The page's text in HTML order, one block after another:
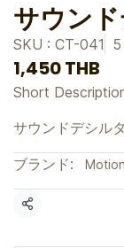
サウン
SKU : CT-041
1,450 THB
Short
サウンドデシル
ブランド:
共有